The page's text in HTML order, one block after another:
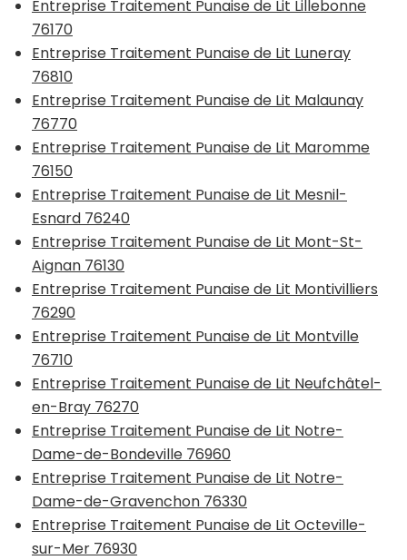
Entreprise Traitement Punaise de Lit Lillebonne
76170
Entreprise Traitement Punaise de Lit Luneray
76810
Entreprise Traitement Punaise de Lit Malaunay
76770
Entreprise Traitement Punaise de Lit Maromme
76150
Entreprise Traitement Punaise de Lit Mesnil-
Esnard 76240
Entreprise Traitement Punaise de Lit Mont-St-
Aignan 76130
Entreprise Traitement Punaise de Lit Montivilliers
76290
Entreprise Traitement Punaise de Lit Montville
76710
Entreprise Traitement Punaise de Lit Neufchâtel-
en-Bray 76270
Entreprise Traitement Punaise de Lit Notre-
Dame-de-Bondeville 76960
Entreprise Traitement Punaise de Lit Notre-
Dame-de-Gravenchon 76330
Entreprise Traitement Punaise de Lit Octeville-
sur-Mer 76930